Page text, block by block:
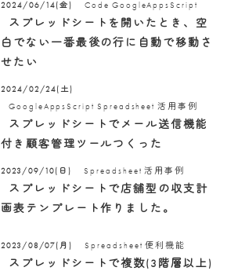
2024/06/14(金) Code GoogleAppsScript
スプレッドシートを開いたとき、空
白でない一番最後の行に自動で移動さ
せたい
2024/02/24(土)
GoogleAppsScript Spreadsheet 活用事例
スプレッドシートでメール送信機能
付き顧客管理ツールつくった
2023/09/10(日) Spreadsheet 活用事例
スプレッドシートで店舗型の収支計
画表テンプレート作りました。
2023/08/07(月) Spreadsheet 便利機能
スプレッドシートで複数(3階層以上)